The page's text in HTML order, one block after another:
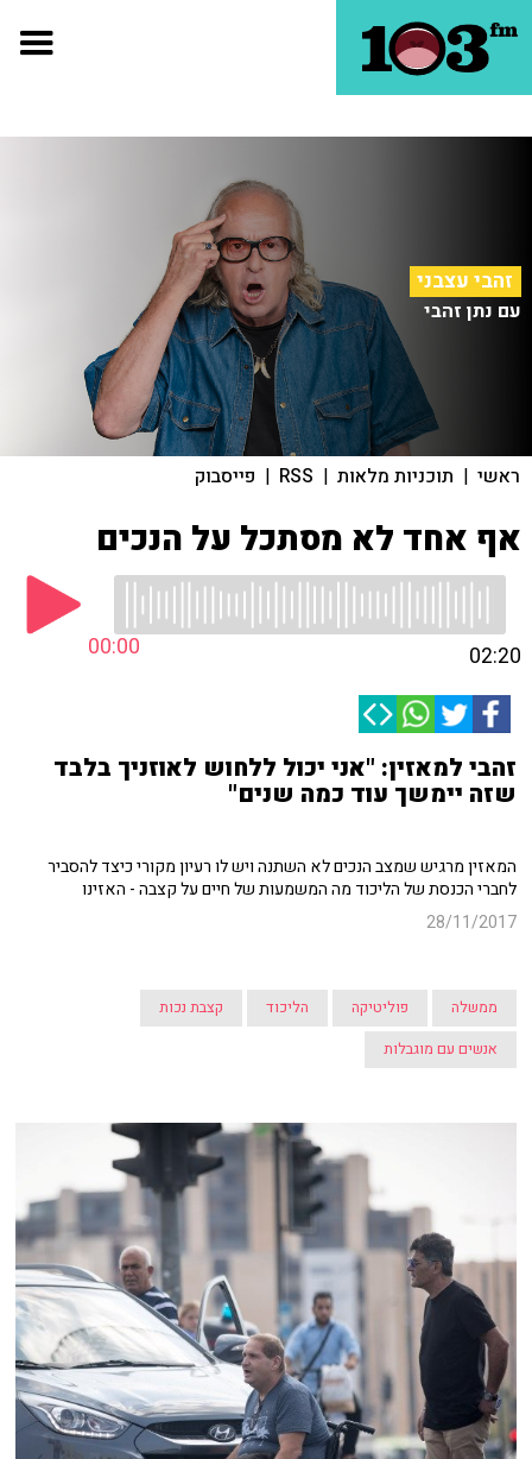
זהבי עצבני
עם נתן זהבי
ראשי | תוכניות מלאות |
RSS
| פייסבוק
אף אחד לא מסתכל על הנכים
00:00 02:20
זהבי למאזין: "אני יכול ללחוש לאוזניך בלבד
שזה יימשך עוד כמה שנים"
המאזין מרגיש שמצב הנכים לא השתנה ויש לו רעיון מקורי כיצד להסביר
לחברי הכנסת של הליכוד מה המשמעות של חיים על קצבה - האזינו
28/11/2017
ממשלה פוליטיקה הליכוד
קצבת נכות
אנשים עם מוגבלות